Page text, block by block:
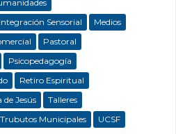
Integración Sensorial
Medios
Pastoral
Psicopedagogía
Retiro Espiritual
de Jesús
Talleres
Trubutos Municipales UCSF